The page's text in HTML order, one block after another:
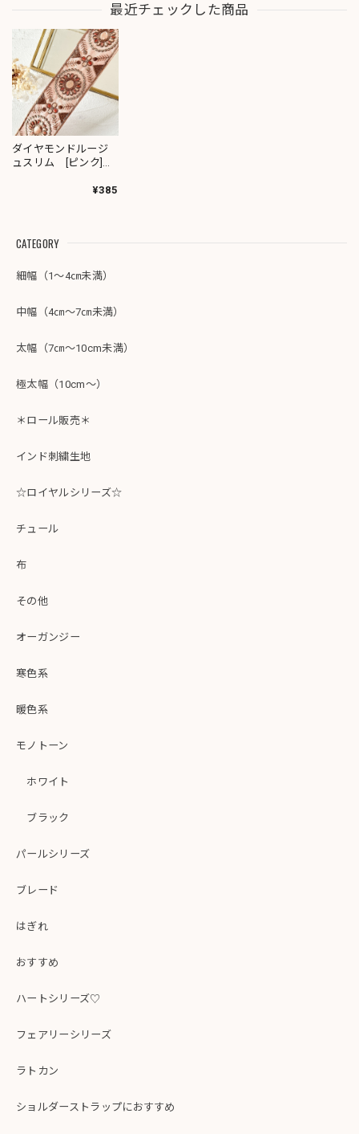
最近チェックした商品
ダイヤモンドルージ
ュスリム [ピンク]イ
¥385
CATEGORY
細幅（1～4㎝未満）
中幅（4㎝～7㎝未満）
太幅（7㎝～10cm未満）
極太幅（10cm～）
＊ロール販売＊
インド刺繍生地
☆ロイヤルシリーズ☆
チュール
布
その他
オーガンジー
寒色系
暖色系
モノトーン
ホワイト
ブラック
パールシリーズ
ブレード
はぎれ
おすすめ
ハートシリーズ♡
フェアリーシリーズ
ラトカン
ショルダーストラップにおすすめ